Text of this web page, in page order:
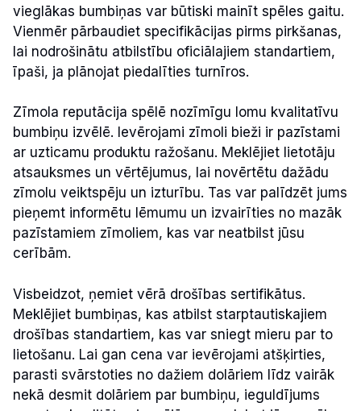
vieglākas bumbiņas var būtiski mainīt spēles gaitu.
Vienmēr pārbaudiet specifikācijas pirms pirkšanas,
lai nodrošinātu atbilstību oficiālajiem standartiem,
īpaši, ja plānojat piedalīties turnīros.
Zīmola reputācija spēlē nozīmīgu lomu kvalitatīvu
bumbiņu izvēlē. Ievērojami zīmoli bieži ir pazīstami
ar uzticamu produktu ražošanu. Meklējiet lietotāju
atsauksmes un vērtējumus, lai novērtētu dažādu
zīmolu veiktspēju un izturību. Tas var palīdzēt jums
pieņemt informētu lēmumu un izvairīties no mazāk
pazīstamiem zīmoliem, kas var neatbilst jūsu
cerībām.
Visbeidzot, ņemiet vērā drošības sertifikātus.
Meklējiet bumbiņas, kas atbilst starptautiskajiem
drošības standartiem, kas var sniegt mieru par to
lietošanu. Lai gan cena var ievērojami atšķirties,
parasti svārstoties no dažiem dolāriem līdz vairāk
nekā desmit dolāriem par bumbiņu, ieguldījums